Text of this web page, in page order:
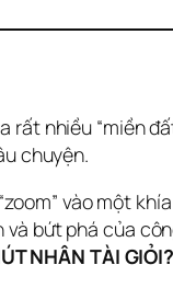
rất nhiều “miền
chuyện.
vào một
và bứt phá của
NHÂN TÀI GIỎI?